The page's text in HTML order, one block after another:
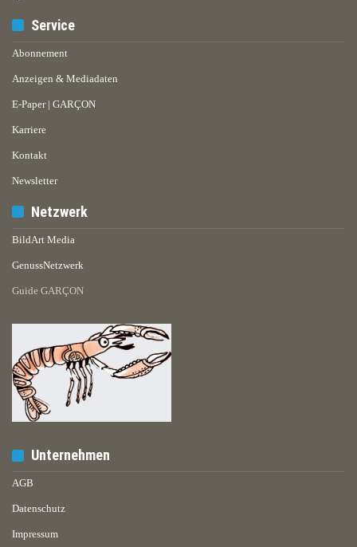
Service
Abonnement
Anzeigen & Mediadaten
E-Paper | GARÇON
Karriere
Kontakt
Newsletter
Netzwerk
BildArt Media
GenussNetzwerk
Guide GARÇON
Unternehmen
AGB
Datenschutz
Impressum